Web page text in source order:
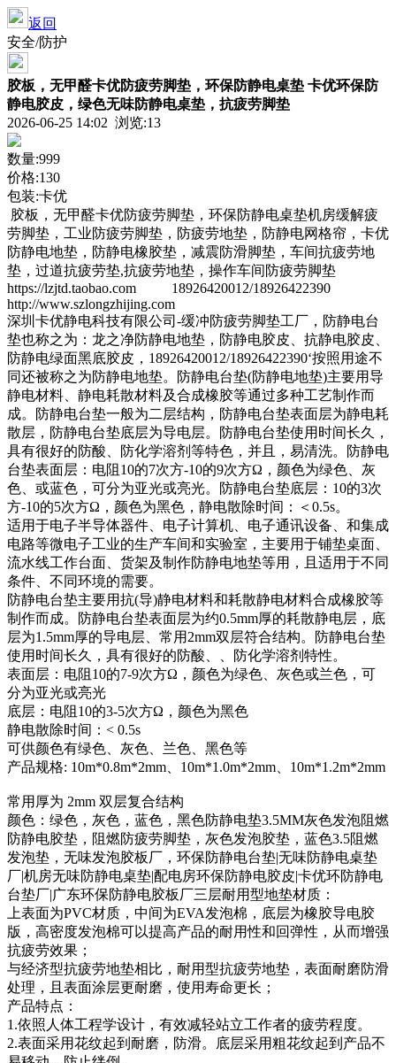
返回
安全/防护
胶板，无甲醛卡优防疲劳脚垫，环保防静电桌垫 卡优环保防
静电胶皮，绿色无味防静电桌垫，抗疲劳脚垫
2026-06-25 14:02 浏览:13
数量:999
价格:130
包装:卡优
胶板，无甲醛卡优防疲劳脚垫，环保防静电桌垫机房缓解疲
劳脚垫，工业防疲劳脚垫，防疲劳地垫，防静电网格帘，卡优
防静电地垫，防静电橡胶垫，减震防滑脚垫，车间抗疲劳地
垫，过道抗疲劳垫,抗疲劳地垫，操作车间防疲劳脚垫
https://lzjtd.taobao.com 18926420012/18926422390
http://www.szlongzhijing.com
深圳卡优静电科技有限公司-缓冲防疲劳脚垫工厂，防静电台
垫也称之为：龙之净防静电地垫，防静电胶皮、抗静电胶皮、
防静电绿面黑底胶皮，18926420012/18926422390‘按照用途不
同还被称之为防静电地垫。防静电台垫(防静电地垫)主要用导
静电材料、静电耗散材料及合成橡胶等通过多种工艺制作而
成。防静电台垫一般为二层结构，防静电台垫表面层为静电耗
散层，防静电台垫底层为导电层。防静电台垫使用时间长久，
具有很好的防酸、防化学溶剂等特色，并且，易清洗。防静电
台垫表面层：电阻10的7次方-10的9次方Ω，颜色为绿色、灰
色、或蓝色，可分为亚光或亮光。防静电台垫底层：10的3次
方-10的5次方Ω，颜色为黑色，静电散除时间：＜0.5s。
适用于电子半导体器件、电子计算机、电子通讯设备、和集成
电路等微电子工业的生产车间和实验室，主要用于铺垫桌面、
流水线工作台面、货架及制作防静电地垫等用，且适用于不同
条件、不同环境的需要。
防静电台垫主要用抗(导)静电材料和耗散静电材料合成橡胶等
制作而成。防静电台垫表面层为约0.5mm厚的耗散静电层，底
层为1.5mm厚的导电层、常用2mm双层符合结构。防静电台垫
使用时间长久，具有很好的防酸、、防化学溶剂特性。
表面层：电阻10的7-9次方Ω，颜色为绿色、灰色或兰色，可
分为亚光或亮光
底层：电阻10的3-5次方Ω，颜色为黑色
静电散除时间：< 0.5s
可供颜色有绿色、灰色、兰色、黑色等
产品规格: 10m*0.8m*2mm、10m*1.0m*2mm、10m*1.2m*2mm
常用厚为 2mm 双层复合结构
颜色：绿色，灰色，蓝色，黑色防静电垫3.5MM灰色发泡阻燃
防静电胶垫，阻燃防疲劳脚垫，灰色发泡胶垫，蓝色3.5阻燃
发泡垫，无味发泡胶板厂，环保防静电台垫|无味防静电桌垫
厂|机房无味防静电桌垫|配电房环保防静电胶皮|卡优环防静电
台垫厂|广东环保防静电胶板厂三层耐用型地垫材质：
上表面为PVC材质，中间为EVA发泡棉，底层为橡胶导电胶
版，高密度发泡棉可以提高产品的耐用性和回弹性，从而增强
抗疲劳效果；
与经济型抗疲劳地垫相比，耐用型抗疲劳地垫，表面耐磨防滑
处理，且表面涂层更耐磨，使用寿命更长；
产品特点：
1.依照人体工程学设计，有效减轻站立工作者的疲劳程度。
2.表面采用花纹起到耐磨，防滑。底层采用粗花纹起到产品不